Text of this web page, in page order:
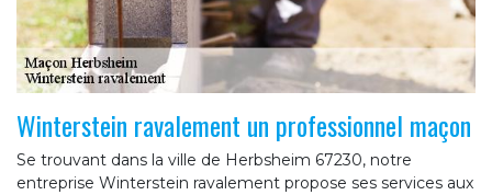
Winterstein ravalement un professionnel maçon
Se trouvant dans la ville de Herbsheim 67230, notre
entreprise Winterstein ravalement propose ses services aux